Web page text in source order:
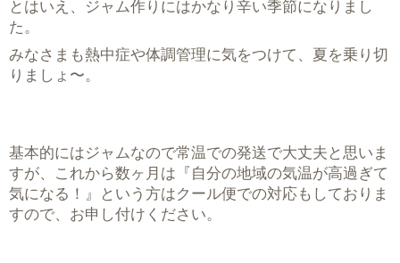
とはいえ、ジャム作りにはかなり辛い季節になりまし
た。
みなさまも熱中症や体調管理に気をつけて、夏を乗り切
りましょ〜。
基本的にはジャムなので常温での発送で大丈夫と思いま
すが、これから数ヶ月は『自分の地域の気温が高過ぎて
気になる！』という方はクール便での対応もしておりま
すので、お申し付けください。